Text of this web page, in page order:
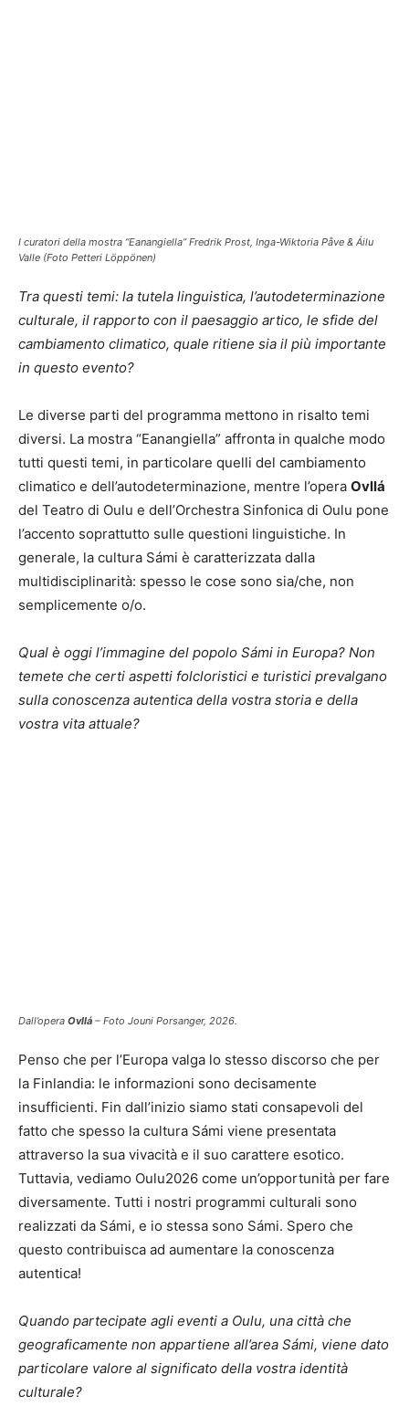
I curatori della mostra “Eanangiella” Fredrik Prost, Inga-Wiktoria Påve & Áilu
Valle (Foto Petteri Löppönen)
Tra questi temi: la tutela linguistica, l’autodeterminazione
culturale, il rapporto con il paesaggio artico, le sfide del
cambiamento climatico, quale ritiene sia il più importante
in questo evento?
Le diverse parti del programma mettono in risalto temi
diversi. La mostra “Eanangiella” affronta in qualche modo
tutti questi temi, in particolare quelli del cambiamento
climatico e dell’autodeterminazione, mentre l’opera Ovllá
del Teatro di Oulu e dell’Orchestra Sinfonica di Oulu pone
l’accento soprattutto sulle questioni linguistiche. In
generale, la cultura Sámi è caratterizzata dalla
multidisciplinarità: spesso le cose sono sia/che, non
semplicemente o/o.
Qual è oggi l’immagine del popolo Sámi in Europa? Non
temete che certi aspetti folcloristici e turistici prevalgano
sulla conoscenza autentica della vostra storia e della
vostra vita attuale?
Dall’opera Ovllá – Foto Jouni Porsanger, 2026.
Penso che per l’Europa valga lo stesso discorso che per
la Finlandia: le informazioni sono decisamente
insufficienti. Fin dall’inizio siamo stati consapevoli del
fatto che spesso la cultura Sámi viene presentata
attraverso la sua vivacità e il suo carattere esotico.
Tuttavia, vediamo Oulu2026 come un’opportunità per fare
diversamente. Tutti i nostri programmi culturali sono
realizzati da Sámi, e io stessa sono Sámi. Spero che
questo contribuisca ad aumentare la conoscenza
autentica!
Quando partecipate agli eventi a Oulu, una città che
geograficamente non appartiene all’area Sámi, viene dato
particolare valore al significato della vostra identità
culturale?